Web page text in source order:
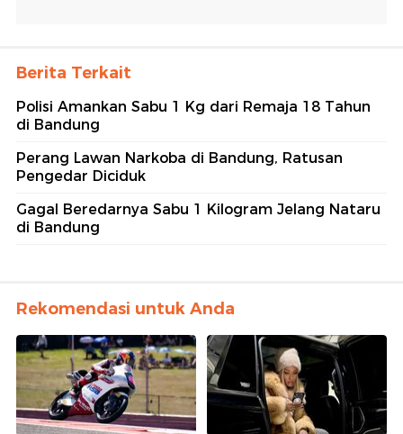
Berita Terkait
Polisi Amankan Sabu 1 Kg dari Remaja 18 Tahun
di Bandung
Perang Lawan Narkoba di Bandung, Ratusan
Pengedar Diciduk
Gagal Beredarnya Sabu 1 Kilogram Jelang Nataru
di Bandung
Rekomendasi untuk Anda